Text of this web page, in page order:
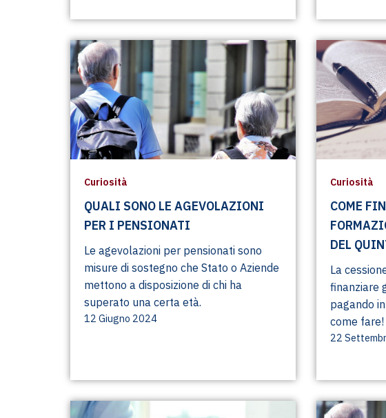
Curiosità
QUALI SONO LE AGEVOLAZIONI
PER I PENSIONATI
Le agevolazioni per pensionati sono
misure di sostegno che Stato o Aziende
mettono a disposizione di chi ha
superato una certa età.
12 Giugno 2024
Curiosità
COME
DEL
La
finanziare
pagando
come fare!
22